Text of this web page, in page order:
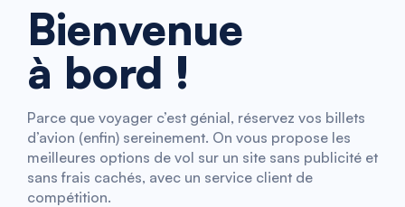
Bienvenue
à bord !
Parce que voyager c’est génial, réservez vos billets
d’avion (enfin) sereinement. On vous propose les
meilleures options de vol sur un site sans publicité et
sans frais cachés, avec un service client de
compétition.